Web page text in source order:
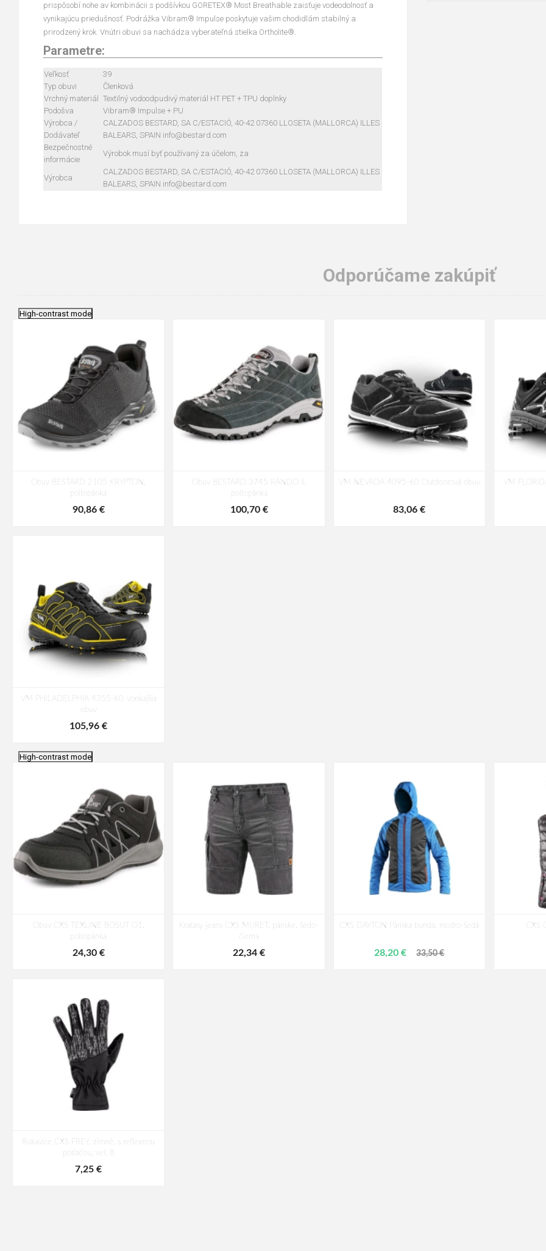
prispôsobí nohe av kombinácii s podšívkou GORETEX® Most Breathable zaisťuje vodeodolnosť a
vynikajúcu priedušnosť. Podrážka Vibram® Impulse poskytuje vašim chodidlám stabilný a
prirodzený krok. Vnútri obuvi sa nachádza vyberateľná stielka Ortholite®.
Parametre:
Veľkosť
39
Typ obuvi
Členková
Vrchný materiál
Textilný vodoodpudivý materiál HT PET + TPU doplnky
Podošva
Vibram® Impulse + PU
Výrobca /
Dodávateľ
CALZADOS BESTARD, SA C/ESTACIÓ, 40-42 07360 LLOSETA (MALLORCA) ILLES
BALEARS, SPAIN info@bestard.com
Bezpečnostné
informácie
Výrobok musí byť používaný za účelom, za
Výrobca
CALZADOS BESTARD, SA C/ESTACIÓ, 40-42 07360 LLOSETA (MALLORCA) ILLES
BALEARS, SPAIN info@bestard.com
Odporúčame zakúpiť
High-contrast mode
Obuv BESTARD 2105 KRYPTON,
poltopánka
90,86 €
Obuv BESTARD 3745 RANDO II,
poltopánka
100,70 €
VM NEVADA 4095-60 Outdoorová obuv
83,06 €
VM
VM PHILADELPHIA 4355-60 Vonkajšia
obuv
105,96 €
High-contrast mode
Obuv CXS TEXLINE BOSUT O1,
poltopánka
24,30 €
Kraťasy jeans CXS MURET, pánske, šedo-
čierna
22,34 €
CXS DAYTON Pánska bunda, modro-šedá
28,20 € 33,50 €
CXS
Rukavice CXS FREY, zimné, s reflexnou
potlačou, vel. 8
7,25 €